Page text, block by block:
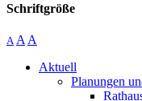
Schriftgröße
A A A
Aktuell
Planungen